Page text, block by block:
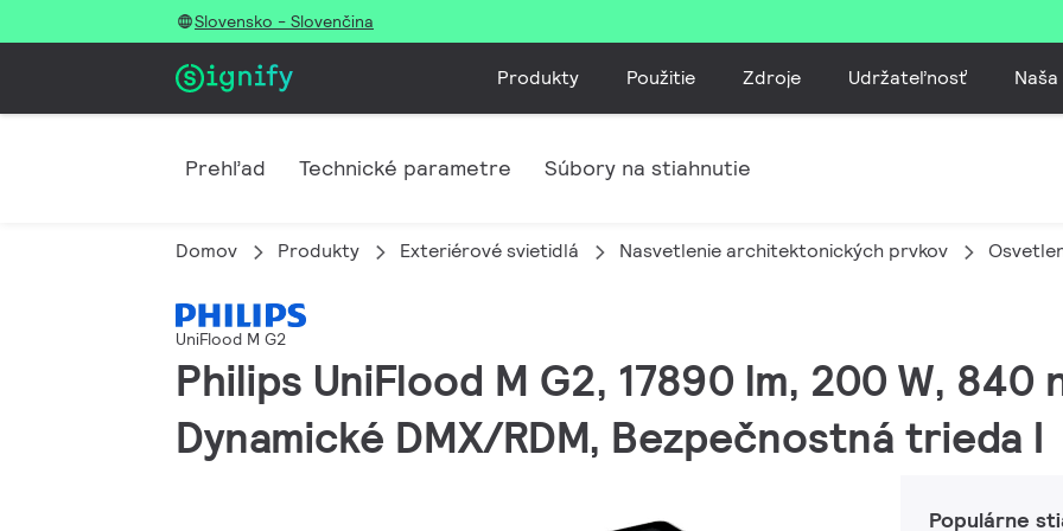
Slovensko - Slovenčina
Produkty Použitie Zdroje Udržateľnosť
Prehľad Technické parametre Súbory na stiahnutie
Domov Produkty Exteriérové svietidlá Nasvetlenie architektonických prvkov
UniFlood M G2
Philips UniFlood M G2, 17890 lm, 200 W, 840
Dynamické DMX/RDM, Bezpečnostná trieda I
Populárne